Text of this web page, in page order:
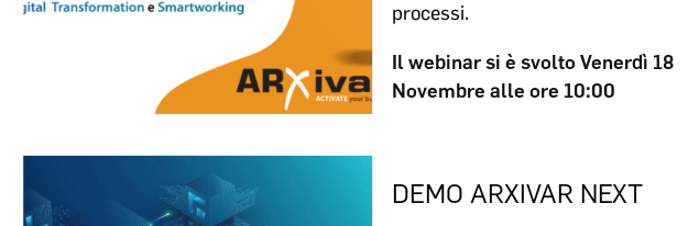
processi.
Il webinar si è svolto Venerdì 18
Novembre alle ore 10:00
DEMO ARXIVAR NEXT